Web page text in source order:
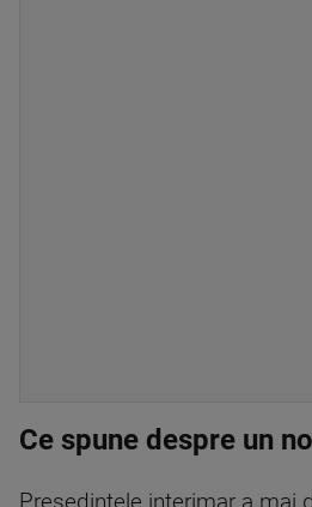
Ce spune despre un